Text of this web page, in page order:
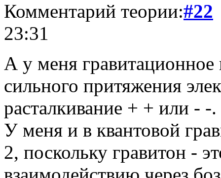
Комментарий теории:#22
23:31
А у меня гравитационное
сильного притяжения
расталкивание + + или - -.
У меня и в квантовой
2, поскольку гравитон -